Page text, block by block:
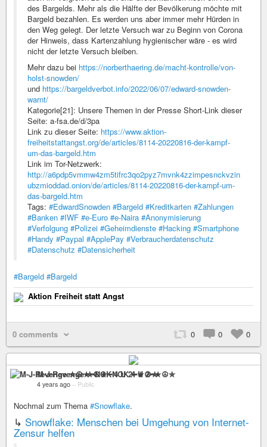
des Bargelds. Mehr als die Hälfte der Bevölkerung möchte mit
Bargeld bezahlen. Es werden uns aber immer mehr Hürden in
den Weg gelegt. Der letzte Versuch war zu Beginn von Corona
der Hinweis, dass Kartenzahlung hygienischer wäre - es wird
nicht der letzte Versuch bleiben.
Mehr dazu bei https://norberthaering.de/macht-kontrolle/von-
holst-snowden/
und https://bargeldverbot.info/2022/06/07/edward-snowden-
warnt/
Kategorie[21]: Unsere Themen in der Presse Short-Link dieser
Seite: a-fsa.de/d/3pa
Link zu dieser Seite: https://www.aktion-
freiheitstattangst.org/de/articles/8114-20220816-der-kampf-
um-das-bargeld.htm
Link im Tor-Netzwerk:
http://a6pdp5vmmw4zm5tifrc3qo2pyz7mvnk4zzimpesnckvzin
ubzmioddad.onion/de/articles/8114-20220816-der-kampf-um-
das-bargeld.htm
Tags: #EdwardSnowden #Bargeld #Kreditkarten #Zahlungen
#Banken #IWF #e-Euro #e-Naira #Anonymisierung
#Verfolgung #Polizei #Geheimdienste #Hacking #Smartphone
#Handy #Paypal #ApplePay #Verbraucherdatenschutz
#Datenschutz #Datensicherheit
#Bargeld #Bargeld
Aktion Freiheit statt Angst
0 comments 0 0 0
M-J-Revenge ✮☮★━NOK 4 U 2━★☮✮
4 years ago – Public
Nochmal zum Thema #Snowflake.
↳ Snowflake: Menschen bei Umgehung von Internet-
Zensur helfen